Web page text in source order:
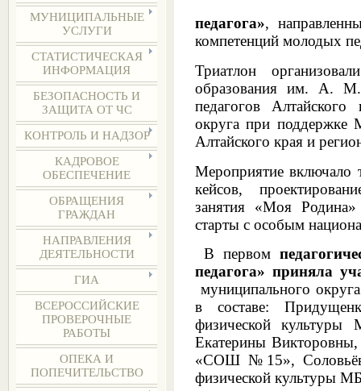
МУНИЦИПАЛЬНЫЕ
УСЛУГИ
СТАТИСТИЧЕСКАЯ
ИНФОРМАЦИЯ
БЕЗОПАСНОСТЬ И
ЗАЩИТА ОТ ЧС
КОНТРОЛЬ И НАДЗОР
КАДРОВОЕ
ОБЕСПЕЧЕНИЕ
ОБРАЩЕНИЯ
ГРАЖДАН
НАПРАВЛЕНИЯ
ДЕЯТЕЛЬНОСТИ
ГИА
ВСЕРОССИЙСКИЕ
ПРОВЕРОЧНЫЕ
РАБОТЫ
ОПЕКА И
ПОПЕЧИТЕЛЬСТВО
педагога»,
компетенций молодых
Триатлон
образования им. А.
педагогов
округа при поддержке
Алтайского края и
Мероприятие включало
кейсов,
занятия «Моя
старты с особым
В первом
педагога» приняла
муниципального
в составе:
физической
Екатерины
«СОШ №15»,
физической